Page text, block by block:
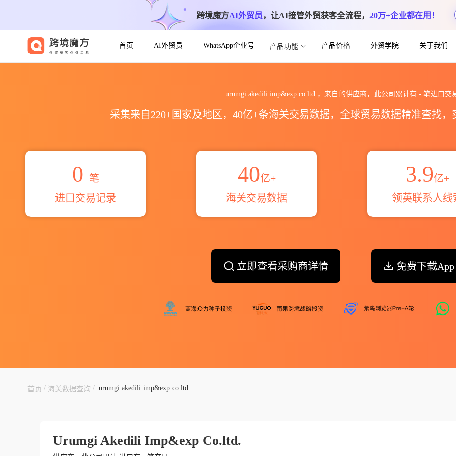
跨境魔方AI外贸员，让AI接管外贸获客全流程， 20万+企业都在用！
首页 AI外贸员 WhatsApp企业号 产品功能 产品价格 外贸学院 关于我们
urumgi akedili imp&exp co.ltd.，来自的供应商，此公司累计有 -笔进口交
采集来自220+国家及地区，40亿+条海关交易数据，全球贸易数据精准查找
0 笔
进口交易记录
40亿+
海关交易数据
3.9亿+
领英联系人线
立即查看采购商详情 免费下载App
首页 / 海关数据查询 / urumgi akedili imp&exp co.ltd.
Urumgi Akedili Imp&exp Co.ltd.